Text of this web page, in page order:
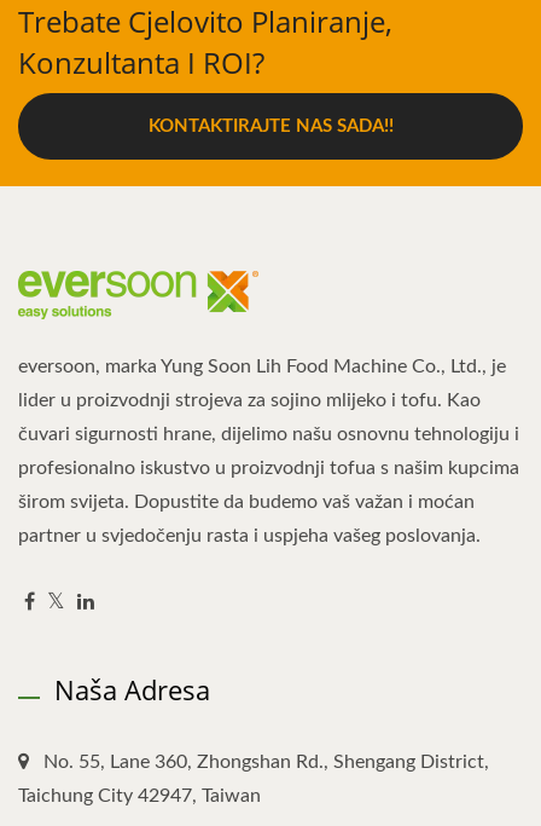
Trebate Cjelovito Planiranje,
Konzultanta I ROI?
KONTAKTIRAJTE NAS SADA!!
eversoon, marka Yung Soon Lih Food Machine Co., Ltd., je
lider u proizvodnji strojeva za sojino mlijeko i tofu. Kao
čuvari sigurnosti hrane, dijelimo našu osnovnu tehnologiju i
profesionalno iskustvo u proizvodnji tofua s našim kupcima
širom svijeta. Dopustite da budemo vaš važan i moćan
partner u svjedočenju rasta i uspjeha vašeg poslovanja.
Naša Adresa
No. 55, Lane 360, Zhongshan Rd., Shengang District,
Taichung City 42947, Taiwan